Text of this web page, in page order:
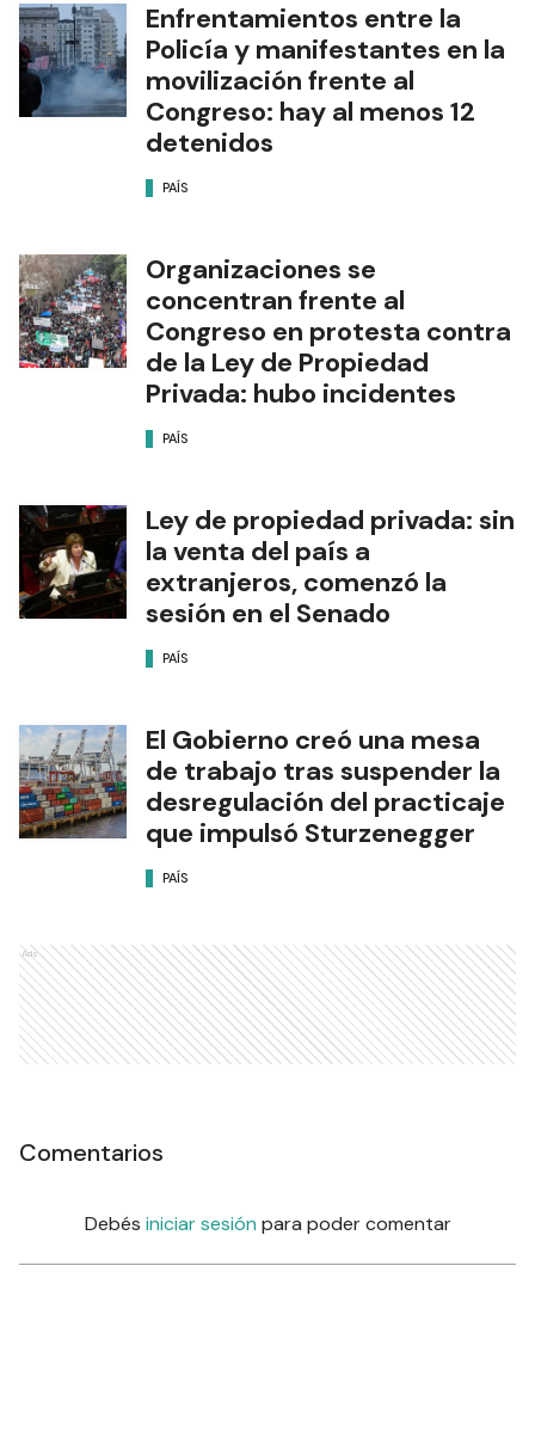
Enfrentamientos entre la
Policía y manifestantes en la
movilización frente al
Congreso: hay al menos 12
detenidos
PAÍS
Organizaciones se
concentran frente al
Congreso en protesta contra
de la Ley de Propiedad
Privada: hubo incidentes
PAÍS
Ley de propiedad privada: sin
la venta del país a
extranjeros, comenzó la
sesión en el Senado
PAÍS
El Gobierno creó una mesa
de trabajo tras suspender la
desregulación del practicaje
que impulsó Sturzenegger
PAÍS
Ads
Comentarios
Debés iniciar sesión para poder comentar